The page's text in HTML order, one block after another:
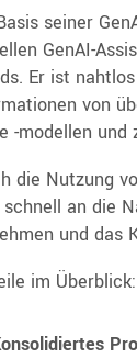
seiner
GenAI-
Er ist
von
-modellen und
die Nutzung
an die
und das
im Überblick: